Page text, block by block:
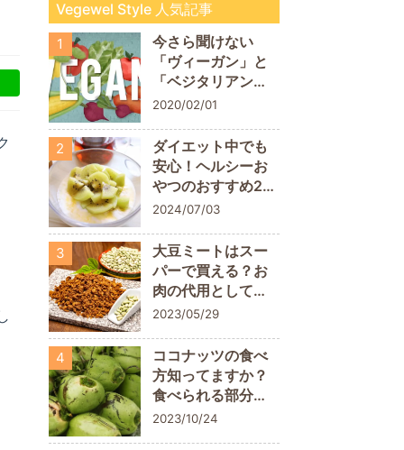
Vegewel Style 人気記事
今さら聞けない
「ヴィーガン」と
「ベジタリアン」
の違い！
2020/02/01
1
ダイエット中でも
安心！ヘルシーお
やつのおすすめ20
商品
2024/07/03
2
大豆ミートはスー
パーで買える？お
肉の代用として取
り入れてみよう
2023/05/29
3
ココナッツの食べ
方知ってますか？
食べられる部分に
ついておさらいし
2023/10/24
4